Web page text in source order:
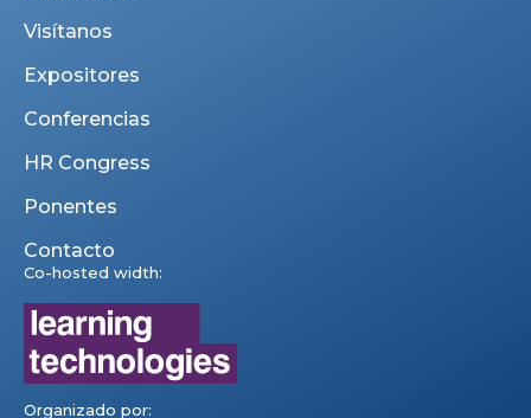
Visítanos
Expositores
Conferencias
HR Congress
Ponentes
Contacto
Co-hosted width:
Organizado por: